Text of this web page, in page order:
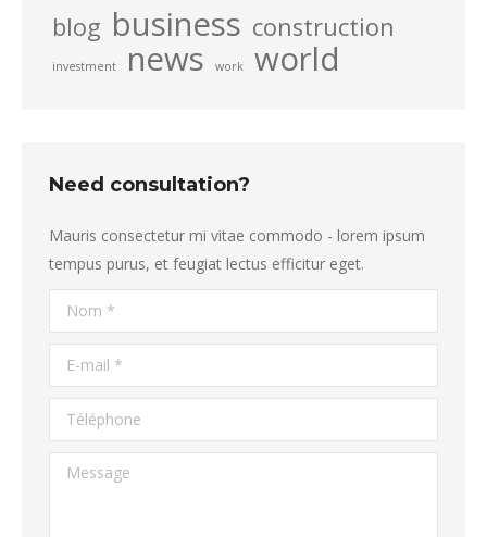
blog business construction
investment news work world
Need consultation?
Mauris consectetur mi vitae commodo - lorem ipsum
tempus purus, et feugiat lectus efficitur eget.
Nom *
E-mail *
Téléphone
Message